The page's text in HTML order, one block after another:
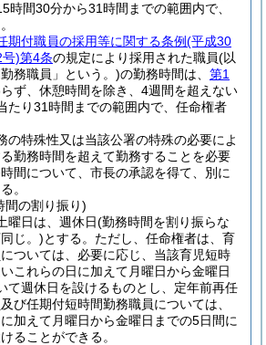
時間30分から31時間までの範囲内で、
期付職員の採用等に関する条例(平成30
)第4条の規定により採用された職員(以
務職員」という。)の勤務時間は、 第1
ず、休憩時間を除き、4週間を超えない
たり31時間までの範囲内で、任命権者
の特殊性又は当該公署の特殊の必要によ
勤務時間を超えて勤務することを必要
間について、市長の承認を得て、別に
。
間の割り振り)
曜日は、週休日(勤務時間を割り振らな
じ。)とする。 ただし、任命権者は、育
ついては、必要に応じ、当該育児短時
これらの日に加えて月曜日から金曜日
て週休日を設けるものとし、定年前再任
び任期付短時間勤務職員については、
加えて月曜日から金曜日までの5日間に
ることができる。